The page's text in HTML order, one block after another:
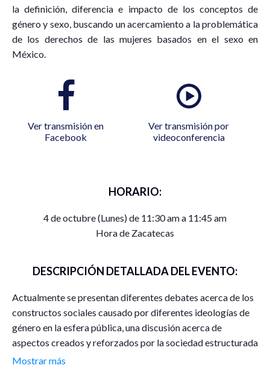
la definición, diferencia e impacto de los conceptos de
género y sexo, buscando un acercamiento a la problemática
de los derechos de las mujeres basados en el sexo en
México.
Ver transmisión en
Facebook
Ver transmisión por
videoconferencia
HORARIO:
4 de octubre (Lunes) de 11:30 am a 11:45 am
Hora de Zacatecas
DESCRIPCIÓN DETALLADA DEL EVENTO:
Actualmente se presentan diferentes debates acerca de los
constructos sociales causado por diferentes ideologías de
género en la esfera pública, una discusión acerca de
aspectos creados y reforzados por la sociedad estructurada
en el sistema patriarcal. Las expresiones de género así como
Mostrar más